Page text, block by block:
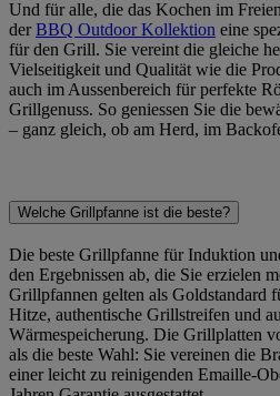
Und für alle, die das Kochen im
derBBQ Outdoor Kollektion eine
für den Grill. Sie vereint die gleiche
Vielseitigkeit und Qualität wie die
auch im Aussenbereich für perfekte
Grillgenuss. So geniessen Sie die
– ganz gleich, ob am Herd, im
Welche Grillpfanne ist die beste?
Die beste Grillpfanne für Induktion
den Ergebnissen ab, die Sie erzielen
Grillpfannen gelten als Goldstandard
Hitze, authentische Grillstreifen und
Wärmespeicherung. Die Grillplatten
als die beste Wahl: Sie vereinen die
einer leicht zu reinigenden Emaille-